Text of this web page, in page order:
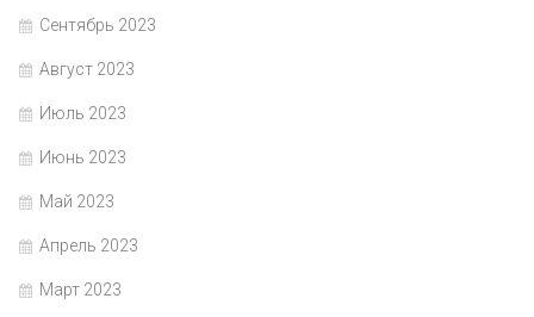
Сентябрь 2023
Август 2023
Июль 2023
Июнь 2023
Май 2023
Апрель 2023
Март 2023